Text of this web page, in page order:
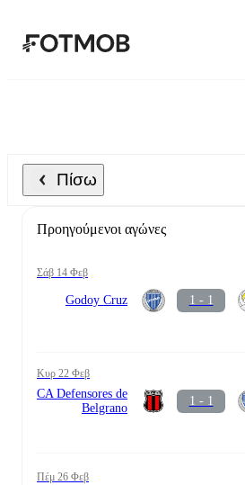
Πίσω
Προηγούμενοι αγώνες
Σάβ 14 Φεβ
Godoy Cruz 1 - 1
Κυρ 22 Φεβ
CA Defensores de
Belgrano
1 - 1
Πέμ 26 Φεβ